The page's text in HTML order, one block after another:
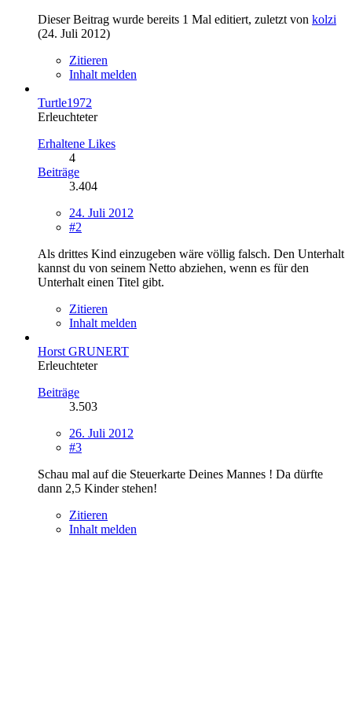
Dieser Beitrag wurde bereits 1 Mal editiert, zuletzt von kolzi
(24. Juli 2012)
Zitieren
Inhalt melden
Turtle1972
Erleuchteter
Erhaltene Likes
4
Beiträge
3.404
24. Juli 2012
#2
Als drittes Kind einzugeben wäre völlig falsch. Den Unterhalt
kannst du von seinem Netto abziehen, wenn es für den
Unterhalt einen Titel gibt.
Zitieren
Inhalt melden
Horst GRUNERT
Erleuchteter
Beiträge
3.503
26. Juli 2012
#3
Schau mal auf die Steuerkarte Deines Mannes ! Da dürfte
dann 2,5 Kinder stehen!
Zitieren
Inhalt melden